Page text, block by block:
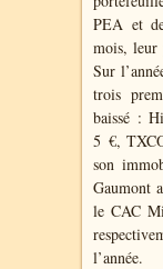
PEA et
mois, leur
Sur
trois
baissé :
5 €,
son
Gaumont
le CAC
l’année.